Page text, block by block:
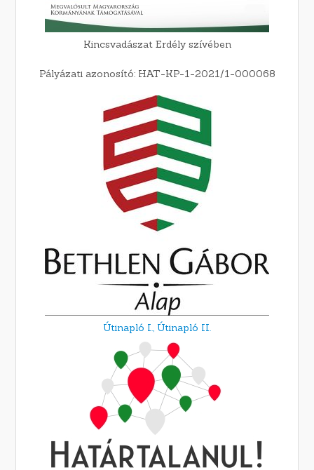
Kincsvadászat Erdély szívében
Pályázati azonosító: HAT-KP-1-2021/1-000068
Útinapló I., Útinapló II.